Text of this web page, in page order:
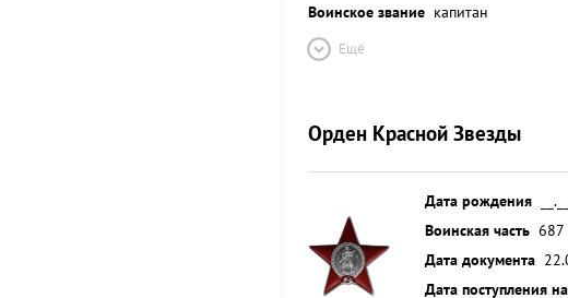
Воинское звание капитан
Ещё
Орден Красной Звезды
Дата рождения
Воинская часть 687
Дата документа
Дата поступления